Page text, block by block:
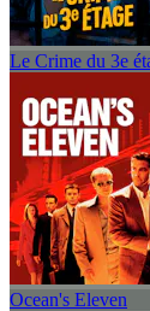
Le Crime du 3e
Ocean's Eleven